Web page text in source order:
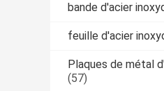
bande d'acier
feuille d'acier
Plaques de métal
(57)